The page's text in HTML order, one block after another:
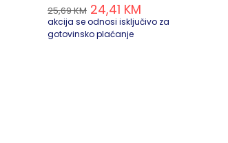
25,69KM 24,41 KM
akcija se odnosi isključivo za
gotovinsko plaćanje